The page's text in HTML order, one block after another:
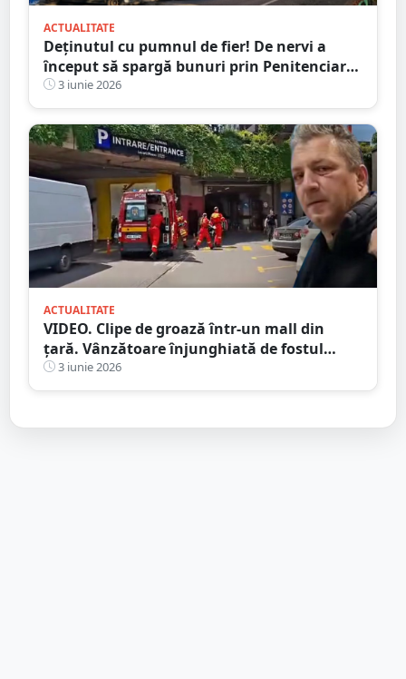
ACTUALITATE
Deținutul cu pumnul de fier! De nervi a
început să spargă bunuri prin Penitenciarul
Satu Mare
3 iunie 2026
ACTUALITATE
VIDEO. Clipe de groază într-un mall din
țară. Vânzătoare înjunghiată de fostul
iubit. A urmărit-o cu cuțitul printre rafturi
3 iunie 2026